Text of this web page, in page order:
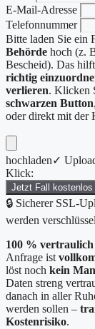
E-Mail-Adresse
Telefonnummer
Bitte laden Sie ein
Behörde hoch (z.
Bescheid). Das
richtig
verlieren. Klicken
schwarzen Button
oder direkt mit der
hochladen✓
Klick:
Jetzt Fall kostenlos
🔒 Sicherer SSL-
werden
100 %
Anfrage ist
löst noch kein
Daten streng
danach in aller
werden sollen –
Kostenrisiko.